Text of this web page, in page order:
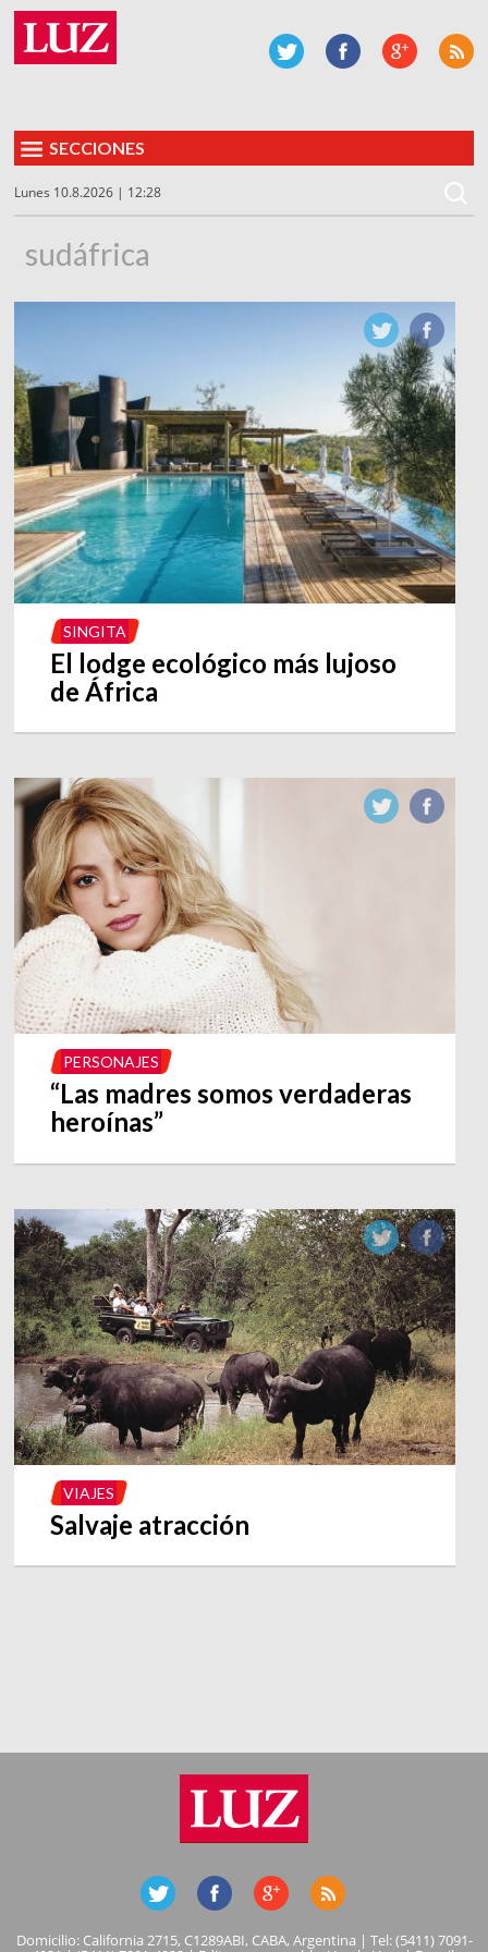
SECCIONES
Lunes 10.8.2026 | 12:28
sudáfrica
SINGITA
El lodge ecológico más lujoso
de África
PERSONAJES
“Las madres somos verdaderas
heroínas”
VIAJES
Salvaje atracción
Domicilio: California 2715, C1289ABI, CABA, Argentina | Tel: (5411) 7091-